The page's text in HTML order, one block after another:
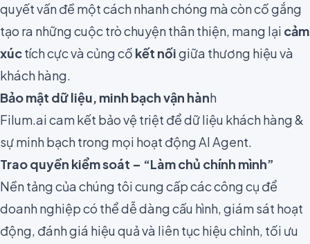
quyết vấn đề một cách nhanh chóng mà còn cố gắng
tạo ra những cuộc trò chuyện thân thiện, mang lại cảm
xúctích cực và củng cố kết nốigiữa thương hiệu và
khách hàng.
Bảo mật dữ liệu, minh bạch vận hành
Filum.ai cam kết bảo vệ triệt để dữ liệu khách hàng &
sự minh bạch trong mọi hoạt động AI Agent.
Trao quyền kiểm soát – “Làm chủ chính mình”
Nền tảng của chúng tôi cung cấp các công cụ để
doanh nghiệp có thể dễ dàng cấu hình, giám sát hoạt
động, đánh giá hiệu quả và liên tục hiệu chỉnh, tối ưu